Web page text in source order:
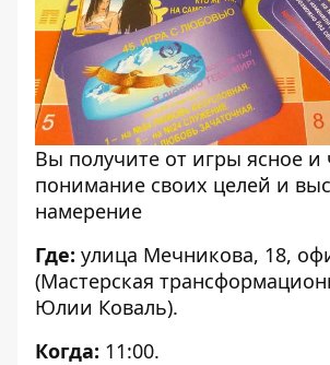
Вы получите от игры ясное и
понимание своих целей и
намерение
Где: улица Мечникова, 18,
(Мастерская
Юлии Коваль).
Когда: 11:00.